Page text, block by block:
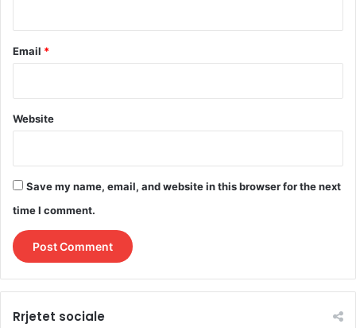
Email *
Website
Save my name, email, and website in this browser for the next
time I comment.
Rrjetet sociale